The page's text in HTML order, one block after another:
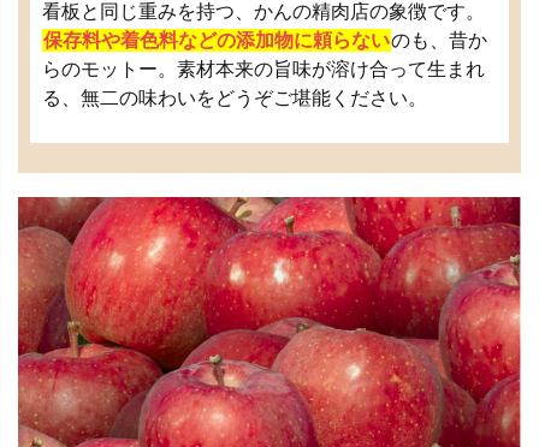
看板と同じ重みを持つ、かんの精肉店の象徴です。
保存料や着色料などの添加物に頼らないのも、昔か
らのモットー。素材本来の旨味が溶け合って生まれ
る、無二の味わいをどうぞご堪能ください。